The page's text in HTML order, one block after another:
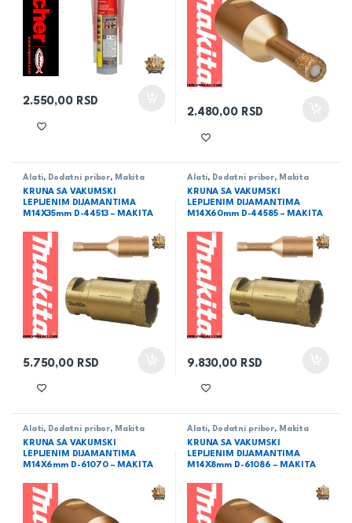
2.550,00 RSD
2.480,00 RSD
Alati, Dodatni pribor, Makita
KRUNA SA VAKUMSKI
LEPLJENIM DIJAMANTIMA
M14X35mm D-44513 – MAKITA
5.750,00 RSD
Alati, Dodatni pribor, Makita
KRUNA SA VAKUMSKI
LEPLJENIM DIJAMANTIMA
M14X60mm D-44585 – MAKITA
9.830,00 RSD
Alati, Dodatni pribor, Makita
KRUNA SA VAKUMSKI
LEPLJENIM DIJAMANTIMA
M14X6mm D-61070 – MAKITA
Alati, Dodatni pribor, Makita
KRUNA SA VAKUMSKI
LEPLJENIM DIJAMANTIMA
M14X8mm D-61086 – MAKITA